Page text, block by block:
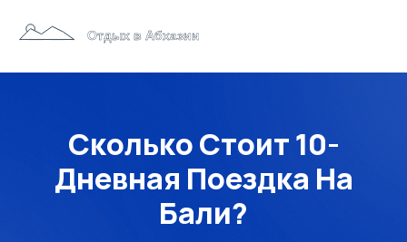
Сколько Стоит 10-
Дневная Поездка На
Бали?